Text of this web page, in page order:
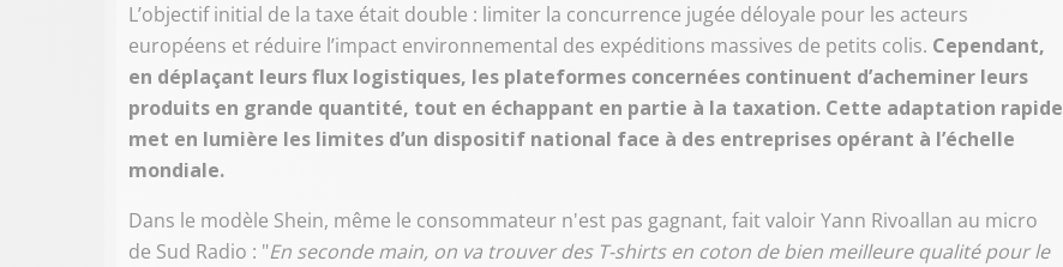
L’objectif initial de la taxe était double : limiter la concurrence jugée déloyale pour les acteurs
européens et réduire l’impact environnemental des expéditions massives de petits colis. Cependant,
en déplaçant leurs flux logistiques, les plateformes concernées continuent d’acheminer leurs
produits en grande quantité, tout en échappant en partie à la taxation. Cette adaptation rapide
met en lumière les limites d’un dispositif national face à des entreprises opérant à l’échelle
mondiale.
Dans le modèle Shein, même le consommateur n'est pas gagnant, fait valoir Yann Rivoallan au micro
de Sud Radio : "En seconde main, on va trouver des T-shirts en coton de bien meilleure qualité pour le